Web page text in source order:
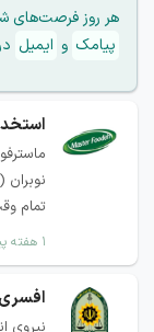
هر روز فرصت‌های
پیامک و ایمیل
تمام
۱ هفته پیش
نیروی